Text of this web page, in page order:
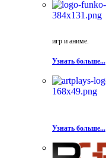
игр и аниме.
Узнать больше...
Узнать больше...